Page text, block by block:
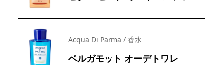
Acqua Di Parma / 香水
ベルガモット オーデトワレ